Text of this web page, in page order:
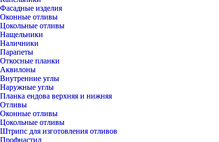
Фасадные изделия
Оконные отливы
Цокольные отливы
Нащельники
Наличники
Парапеты
Откосные планки
Аквилоны
Внутренние углы
Наружные углы
Планка ендова верхняя и нижняя
Отливы
Оконные отливы
Цокольные отливы
Штрипс для изготовления отливов
Профнастил